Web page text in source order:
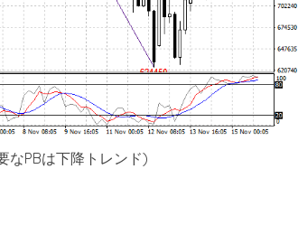
なPBは下降トレンド)